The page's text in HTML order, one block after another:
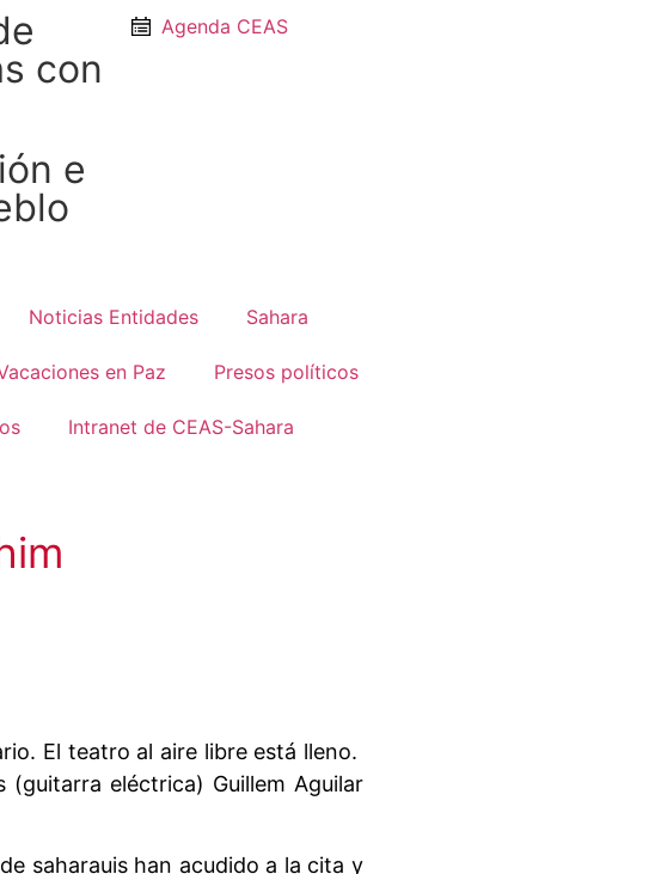
con
e
Agenda CEAS
Noticias Entidades Sahara
en Paz Presos políticos
Intranet de CEAS-Sahara
El teatro al aire libre está lleno.
eléctrica) Guillem Aguilar
saharauis han acudido a la cita y